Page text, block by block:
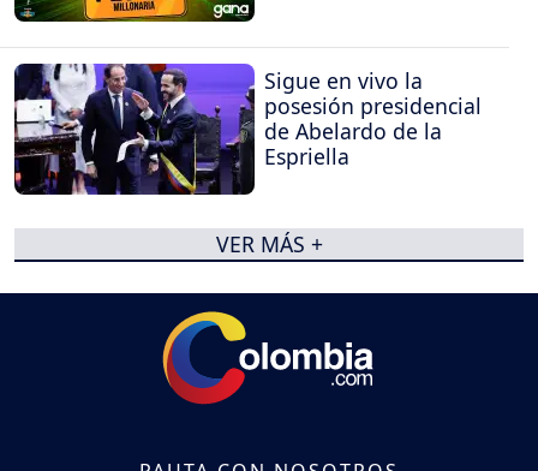
Sigue en vivo la
posesión presidencial
de Abelardo de la
Espriella
VER MÁS +